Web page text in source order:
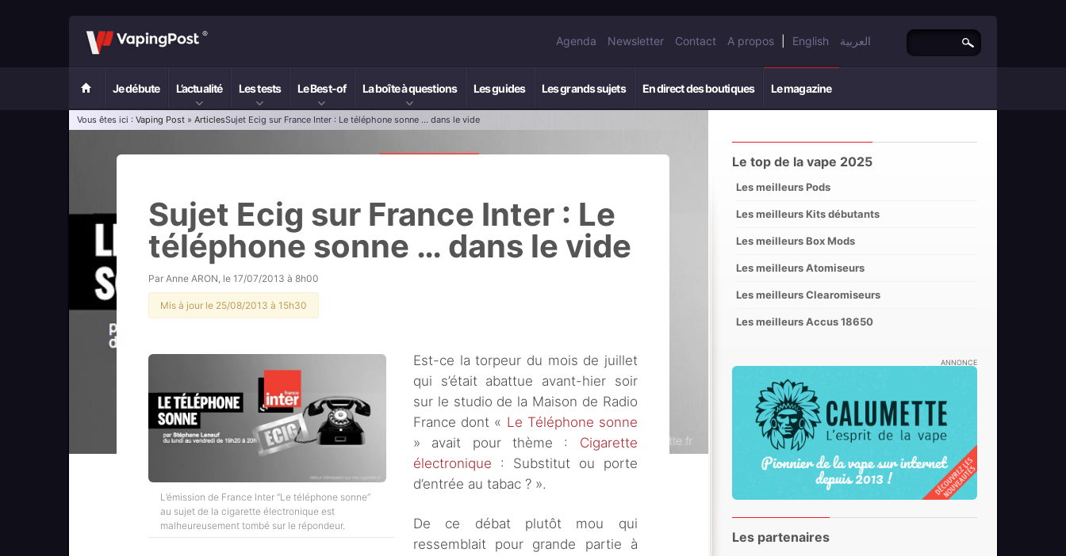
Agenda Newsletter Contact A propos English العربية
Je débute L’actualité Les tests Le Best-of La boîte à questions Les guides Les grands sujets En direct des boutiques Le magazine
Vous êtes ici : Vaping Post » ArticlesSujet Ecig sur France Inter : Le téléphone sonne … dans le vide
Sujet Ecig sur France Inter : Le
téléphone sonne … dans le vide
Par Anne ARON, le 17/07/2013 à 8h00
Mis à jour le 25/08/2013 à 15h30
L’émission de France Inter “Le téléphone sonne”
au sujet de la cigarette électronique est
malheureusement tombé sur le répondeur.
Est-ce la torpeur du mois de juillet
qui s’était abattue avant-hier soir
sur le studio de la Maison de Radio
France dont « Le Téléphone sonne
» avait pour thème : Cigarette
électronique : Substitut ou porte
d’entrée au tabac ? ».
De ce débat plutôt mou qui
ressemblait pour grande partie à
Le top de la vape 2025
Les meilleurs Pods
Les meilleurs Kits débutants
Les meilleurs Box Mods
Les meilleurs Atomiseurs
Les meilleurs Clearomiseurs
Les meilleurs Accus 18650
ANNONCE
Les partenaires